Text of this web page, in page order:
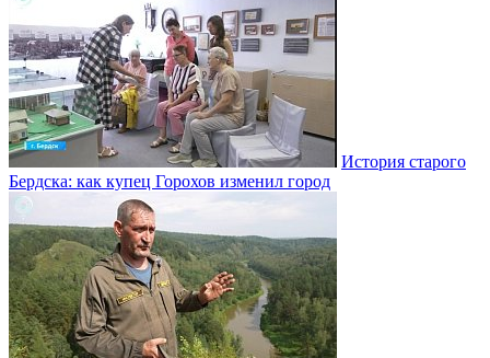
История старого
Бердска: как купец Горохов изменил город